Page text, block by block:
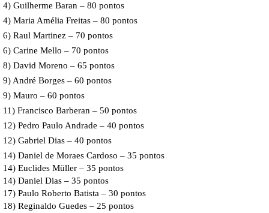
4) Guilherme Baran – 80 pontos
4) Maria Amélia Freitas – 80 pontos
6) Raul Martinez – 70 pontos
6) Carine Mello – 70 pontos
8) David Moreno – 65 pontos
9) André Borges – 60 pontos
9) Mauro – 60 pontos
11) Francisco Barberan – 50 pontos
12) Pedro Paulo Andrade – 40 pontos
12) Gabriel Dias – 40 pontos
14) Daniel de Moraes Cardoso – 35 pontos
14) Euclides Müller – 35 pontos
14) Daniel Dias – 35 pontos
17) Paulo Roberto Batista – 30 pontos
18) Reginaldo Guedes – 25 pontos